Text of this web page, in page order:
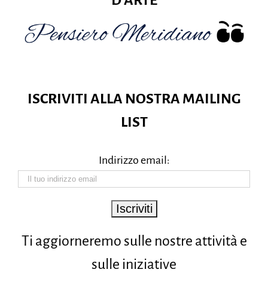
ISCRIVITI ALLA NOSTRA MAILING
LIST
Indirizzo email:
Ti aggiorneremo sulle nostre attività e
sulle iniziative